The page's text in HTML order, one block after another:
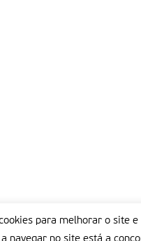
para melhorar o site e
navegar no site está a